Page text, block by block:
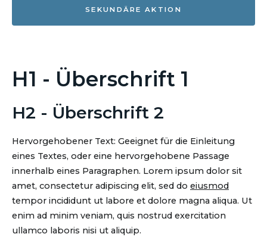
SEKUNDÄRE AKTION
H1 - Überschrift 1
H2 - Überschrift 2
Hervorgehobener Text: Geeignet für die Einleitung
eines Textes, oder eine hervorgehobene Passage
innerhalb eines Paragraphen. Lorem ipsum dolor sit
amet, consectetur adipiscing elit, sed do eiusmod
tempor incididunt ut labore et dolore magna aliqua. Ut
enim ad minim veniam, quis nostrud exercitation
ullamco laboris nisi ut aliquip.